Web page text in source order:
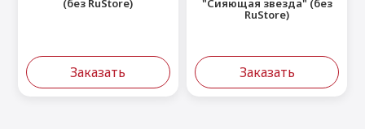
(без RuStore)
Заказать
"Сияющая звезда" (без
RuStore)
Заказать